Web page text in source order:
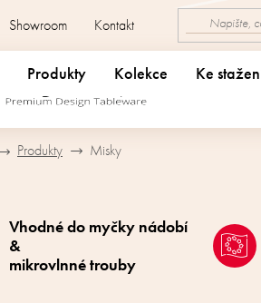
Showroom Kontakt
Produkty Kolekce Ke
Produkty Misky
Vhodné do myčky nádobí
&
mikrovlnné trouby